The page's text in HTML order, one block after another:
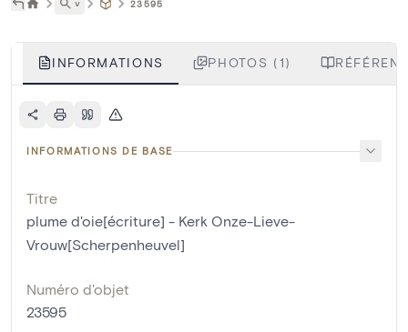
˅ 23595
INFORMATIONS PHOTOS (1)
INFORMATIONS DE BASE
Titre
plume d'oie[écriture] - Kerk Onze-Lieve-
Vrouw[Scherpenheuvel]
Numéro d'objet
23595